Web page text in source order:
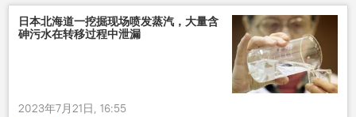
日本北海道一挖掘现场喷发蒸汽，大量含
砷污水在转移过程中泄漏
2023年7月21日, 16:55